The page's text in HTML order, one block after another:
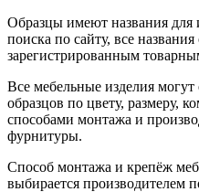
Образцы имеют названия для
поиска по сайту, все
зарегистрированным
Все мебельные изделия могут
образцов по цвету, размеру,
способами монтажа и
фурнитуры.
Способ монтажа и крепёж
выбирается производителем